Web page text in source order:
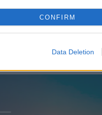
CONFIRM
Data Deletion
Atlântico estão a ser
uma parceria com a